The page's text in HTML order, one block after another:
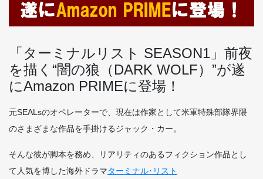
「ターミナルリスト SEASON1」前夜
を描く“闇の狼（DARK WOLF）”が遂
にAmazon PRIMEに登場！
元SEALsのオペレーターで、現在は作家として米軍特殊部隊界隈
のさまざまな作品を手掛けるジャック・カー。
そんな彼が脚本を務め、リアリティのあるフィクション作品とし
て人気を博した海外ドラマターミナル･リスト